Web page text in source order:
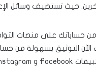
حيث تستضيف وسائل